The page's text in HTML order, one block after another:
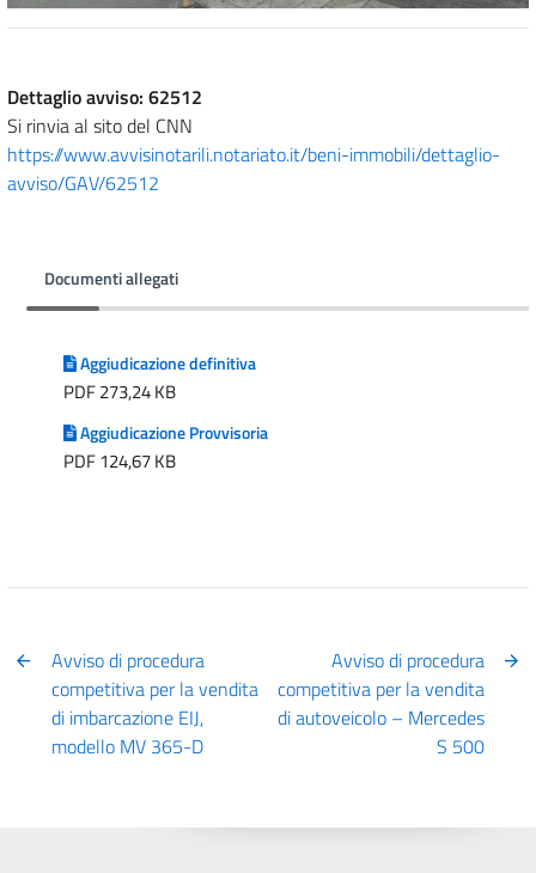
Dettaglio avviso: 62512
Si rinvia al sito del CNN
https://www.avvisinotarili.notariato.it/beni-immobili/dettaglio-
avviso/GAV/62512
Documenti allegati
Aggiudicazione definitiva
PDF 273,24 KB
Aggiudicazione Provvisoria
PDF 124,67 KB
Avviso di procedura
competitiva per la vendita
di imbarcazione EIJ,
modello MV 365-D
Avviso di procedura
competitiva per la vendita
di autoveicolo – Mercedes
S 500